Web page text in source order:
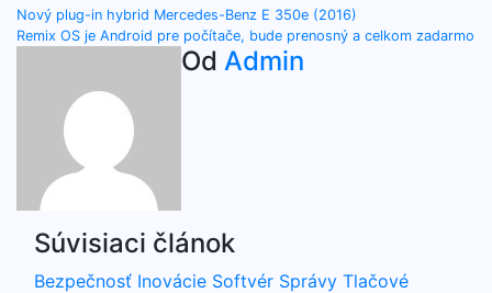
Navigácia
článku
Nový plug-in hybrid Mercedes-Benz E 350e (2016)
Remix OS je Android pre počítače, bude prenosný a celkom zadarmo
Od Admin
Súvisiaci článok
Bezpečnosť Inovácie Softvér Správy Tlačové